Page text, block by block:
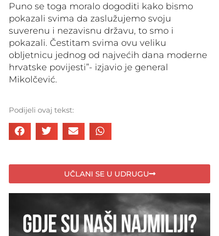
Puno se toga moralo dogoditi kako bismo
pokazali svima da zaslužujemo svoju
suverenu i nezavisnu državu, to smo i
pokazali. Čestitam svima ovu veliku
obljetnicu jednog od najvećih dana moderne
hrvatske povijesti”- izjavio je general
Mikolčević.
Podijeli ovaj tekst:
UČLANI SE U UDRUGU